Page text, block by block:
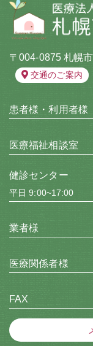
〒004-0875 札幌
交通のご案内
患者様・利用者様
医療福祉相談室
健診センター
平日 9:00~17:00
業者様
医療関係者様
FAX